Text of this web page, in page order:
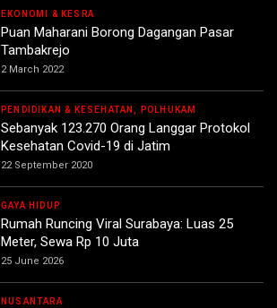
EKONOMI & KESRA
Puan Maharani Borong Dagangan Pasar
Tambakrejo
2 March 2022
PENDIDIKAN & KESEHATAN, POLHUKAM
Sebanyak 123.270 Orang Langgar Protokol
Kesehatan Covid-19 di Jatim
22 September 2020
GAYA HIDUP
Rumah Runcing Viral Surabaya: Luas 25
Meter, Sewa Rp 10 Juta
25 June 2026
NUSANTARA